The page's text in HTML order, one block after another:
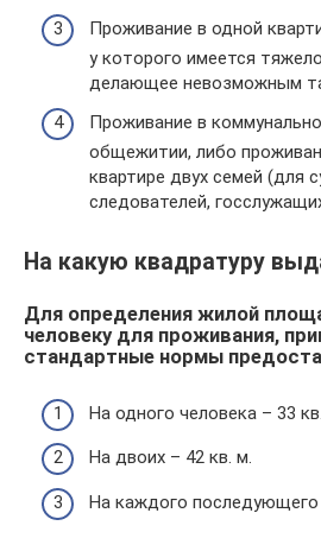
Проживание в одной
у которого имеется
делающее невозможным
Проживание в
общежитии, либо
квартире двух семей (для
следователей,
На какую квадратуру
Для определения жилой
человеку для проживания,
стандартные нормы
На одного человека – 33
На двоих – 42 кв. м.
На каждого последующего